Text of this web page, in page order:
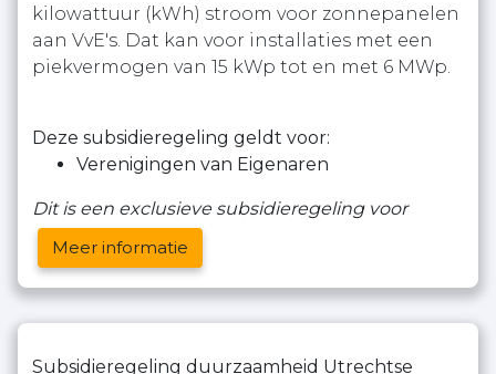
kilowattuur (kWh) stroom voor zonnepanelen
aan VvE's. Dat kan voor installaties met een
piekvermogen van 15 kWp tot en met 6 MWp.
Deze subsidieregeling geldt voor:
Verenigingen van Eigenaren
Dit is een exclusieve subsidieregeling voor
Meer informatie
Subsidieregeling duurzaamheid Utrechtse